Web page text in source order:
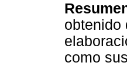
obtenido
como